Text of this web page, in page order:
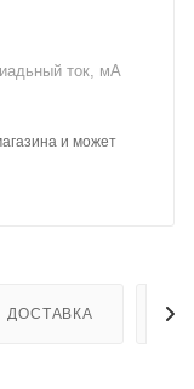
ток, мА
и может
ДОСТАВКА